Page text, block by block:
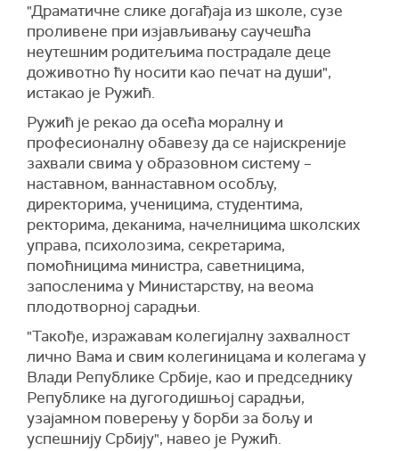
"Драматичне слике догађаја из школе, сузе
проливене при изјављивању саучешћа
неутешним родитељима пострадале деце
доживотно ћу носити као печат на души",
истакао је Ружић.
Ружић је рекао да осећа моралну и
професионалну обавезу да се најискреније
захвали свима у образовном систему –
наставном, ваннаставном особљу,
директорима, ученицима, студентима,
ректорима, деканима, начелницима школских
управа, психолозима, секретарима,
помоћницима министра, саветницима,
запосленима у Министарству, на веома
плодотворној сарадњи.
"Такође, изражавам колегијалну захвалност
лично Вама и свим колегиницама и колегама у
Влади Републике Србије, као и председнику
Републике на дугогодишњој сарадњи,
узајамном поверењу у борби за бољу и
успешнију Србију", навео је Ружић.